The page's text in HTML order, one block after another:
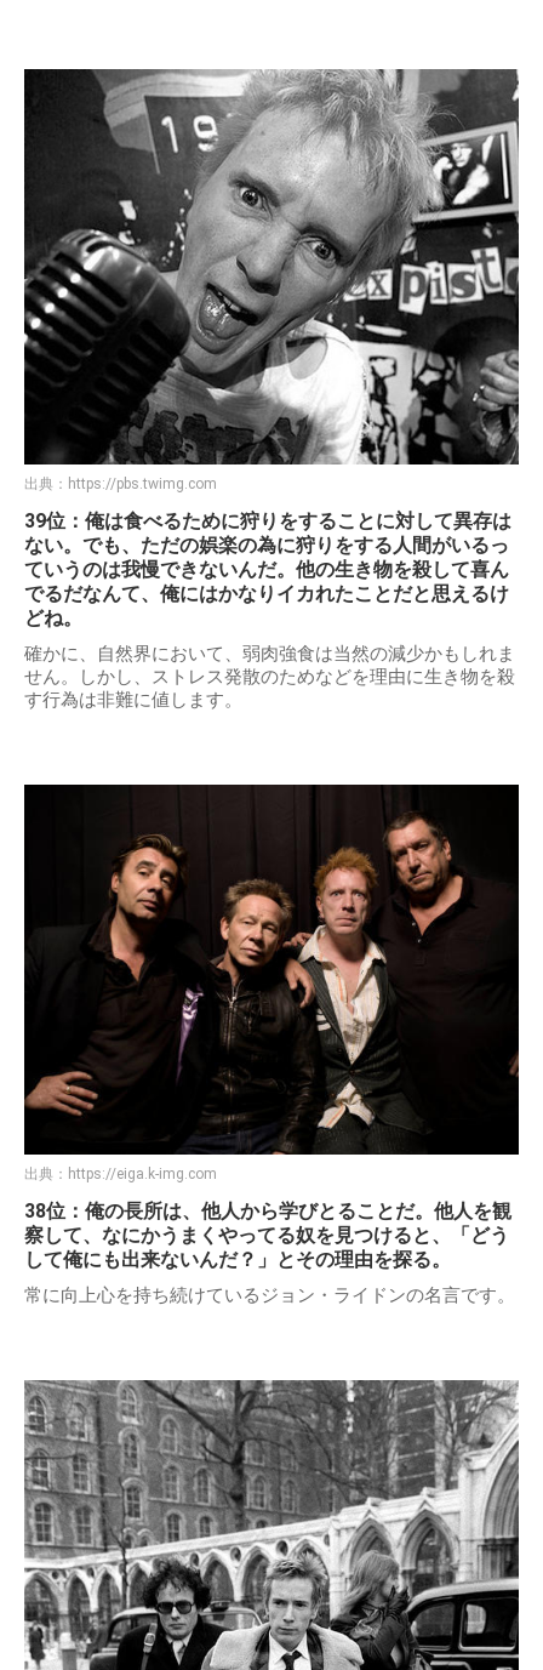
出典： https://pbs.twimg.com
39位：俺は食べるために狩りをすることに対して異存は
ない。でも、ただの娯楽の為に狩りをする人間がいるっ
ていうのは我慢できないんだ。他の生き物を殺して喜ん
でるだなんて、俺にはかなりイカれたことだと思えるけ
どね。
確かに、自然界において、弱肉強食は当然の減少かもしれま
せん。しかし、ストレス発散のためなどを理由に生き物を殺
す行為は非難に値します。
出典： https://eiga.k-img.com
38位：俺の長所は、他人から学びとることだ。他人を観
察して、なにかうまくやってる奴を見つけると、「どう
して俺にも出来ないんだ？」とその理由を探る。
常に向上心を持ち続けているジョン・ライドンの名言です。